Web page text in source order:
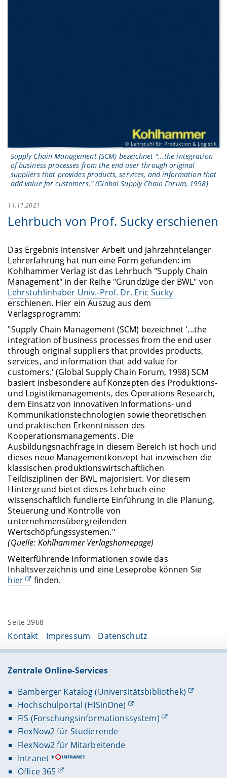
Lehrstuhl für Produktion & Logistik
Supply Chain Management (SCM) bezeichnet "...the integration
of business processes from the end user through original
suppliers that provides products, services, and information that
add value for customers." (Global Supply Chain Forum, 1998)
11.11.2021
Lehrbuch von Prof. Sucky erschienen
Das Ergebnis intensiver Arbeit und jahrzehntelanger
Lehrerfahrung hat nun eine Form gefunden: im
Kohlhammer Verlag ist das Lehrbuch "Supply Chain
Management" in der Reihe "Grundzüge der BWL" von
Lehrstuhlinhaber Univ.-Prof. Dr. Eric Sucky
erschienen. Hier ein Auszug aus dem
Verlagsprogramm:
"Supply Chain Management (SCM) bezeichnet '...the
integration of business processes from the end user
through original suppliers that provides products,
services, and information that add value for
customers.' (Global Supply Chain Forum, 1998) SCM
basiert insbesondere auf Konzepten des Produktions-
und Logistikmanagements, des Operations Research,
dem Einsatz von innovativen Informations- und
Kommunikationstechnologien sowie theoretischen
und praktischen Erkenntnissen des
Kooperationsmanagements. Die
Ausbildungsnachfrage in diesem Bereich ist hoch und
dieses neue Managementkonzept hat inzwischen die
klassischen produktionswirtschaftlichen
Teildisziplinen der BWL majorisiert. Vor diesem
Hintergrund bietet dieses Lehrbuch eine
wissenschaftlich fundierte Einführung in die Planung,
Steuerung und Kontrolle von
unternehmensübergreifenden
Wertschöpfungssystemen."
(Quelle: Kohlhammer Verlagshomepage)
Weiterführende Informationen sowie das
Inhaltsverzeichnis und eine Leseprobe können Sie
hier
finden.
Seite 3968
Kontakt Impressum Datenschutz
Zentrale Online-Services
Bamberger Katalog (Universitätsbibliothek)
Hochschulportal (HISinOne)
FIS (Forschungsinformationssystem)
FlexNow2 für Studierende
FlexNow2 für Mitarbeitende
Intranet
Office 365